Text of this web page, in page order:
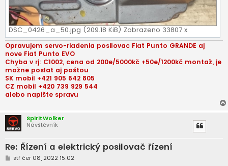
DSC_0426_a_50.jpg (209.18 KiB) Zobrazeno 33807 x
Opravujem servo-riadenia posilovac Fiat Punto GRANDE aj
nove Fiat Punto EVO
Chyba v rj: C1002, cena od 200e/5000kč +50e/1200kč montaž, je
možne poslat aj poštou
SK mobil +421 905 642 805
CZ mobil +420 739 929 544
alebo napište spravu
SpiritWolker
Návštěvník
Re: Řízení a elektrický posilovač řízení
Pstř čer 08, 2022 15:02